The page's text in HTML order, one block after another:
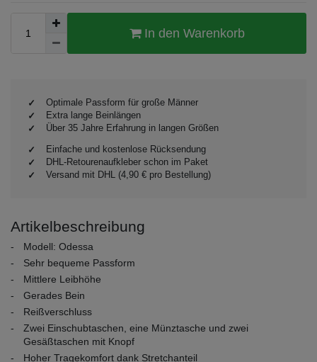
In den Warenkorb
Optimale Passform für große Männer
Extra lange Beinlängen
Über 35 Jahre Erfahrung in langen Größen
Einfache und kostenlose Rücksendung
DHL-Retourenaufkleber schon im Paket
Versand mit DHL (4,90 € pro Bestellung)
Artikelbeschreibung
Modell: Odessa
Sehr bequeme Passform
Mittlere Leibhöhe
Gerades Bein
Reißverschluss
Zwei Einschubtaschen, eine Münztasche und zwei
Gesäßtaschen mit Knopf
Hoher Tragekomfort dank Stretchanteil